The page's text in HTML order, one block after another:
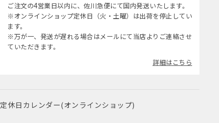
ご注文の4営業日以内に、佐川急便にて国内発送いたします。
※オンラインショップ定休日（火・土曜）は出荷を停止してい
ます。
※万が一、発送が遅れる場合はメールにて当店よりご連絡させ
ていただきます。
詳細はこちら
定休日カレンダー(オンラインショップ)